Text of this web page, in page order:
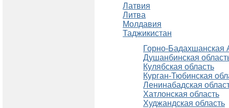
Латвия
Литва
Молдавия
Таджикистан
Горно-Бадахшанская
Душанбинская
Кулябская область
Курган-Тюбинская
Ленинабадская
Хатлонская область
Худжандская область